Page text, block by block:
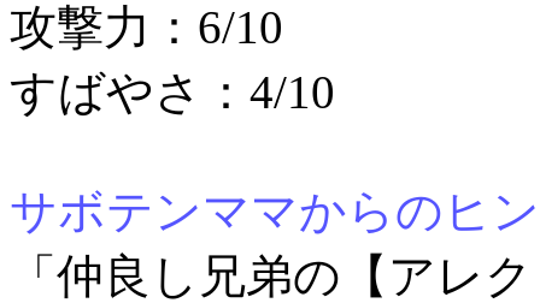
攻撃力：6/10
すばやさ：4/10
サボテンママからのヒ
「仲良し兄弟の【アレ